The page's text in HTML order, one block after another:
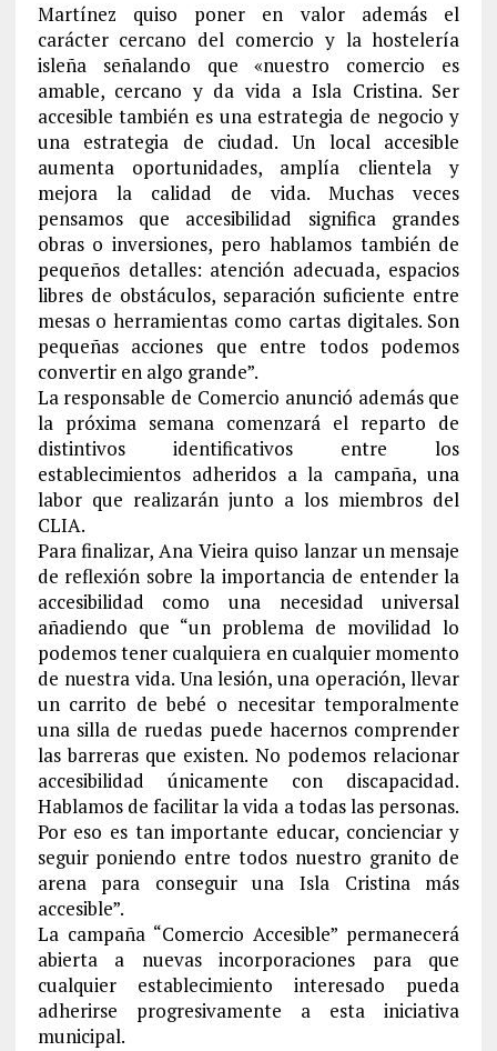
Martínez quiso poner en valor además el
carácter cercano del comercio y la hostelería
isleña señalando que «nuestro comercio es
amable, cercano y da vida a Isla Cristina. Ser
accesible también es una estrategia de negocio y
una estrategia de ciudad. Un local accesible
aumenta oportunidades, amplía clientela y
mejora la calidad de vida. Muchas veces
pensamos que accesibilidad significa grandes
obras o inversiones, pero hablamos también de
pequeños detalles: atención adecuada, espacios
libres de obstáculos, separación suficiente entre
mesas o herramientas como cartas digitales. Son
pequeñas acciones que entre todos podemos
convertir en algo grande”.
La responsable de Comercio anunció además que
la próxima semana comenzará el reparto de
distintivos identificativos entre los
establecimientos adheridos a la campaña, una
labor que realizarán junto a los miembros del
CLIA.
Para finalizar, Ana Vieira quiso lanzar un mensaje
de reflexión sobre la importancia de entender la
accesibilidad como una necesidad universal
añadiendo que “un problema de movilidad lo
podemos tener cualquiera en cualquier momento
de nuestra vida. Una lesión, una operación, llevar
un carrito de bebé o necesitar temporalmente
una silla de ruedas puede hacernos comprender
las barreras que existen. No podemos relacionar
accesibilidad únicamente con discapacidad.
Hablamos de facilitar la vida a todas las personas.
Por eso es tan importante educar, concienciar y
seguir poniendo entre todos nuestro granito de
arena para conseguir una Isla Cristina más
accesible”.
La campaña “Comercio Accesible” permanecerá
abierta a nuevas incorporaciones para que
cualquier establecimiento interesado pueda
adherirse progresivamente a esta iniciativa
municipal.